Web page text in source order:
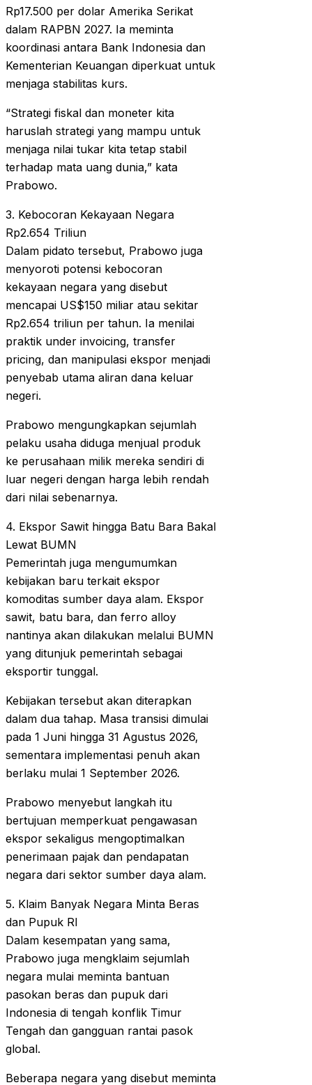
Rp17.500 per dolar Amerika Serikat
dalam RAPBN 2027. Ia meminta
koordinasi antara Bank Indonesia dan
Kementerian Keuangan diperkuat untuk
menjaga stabilitas kurs.
“Strategi fiskal dan moneter kita
haruslah strategi yang mampu untuk
menjaga nilai tukar kita tetap stabil
terhadap mata uang dunia,” kata
Prabowo.
3. Kebocoran Kekayaan Negara
Rp2.654 Triliun
Dalam pidato tersebut, Prabowo juga
menyoroti potensi kebocoran
kekayaan negara yang disebut
mencapai US$150 miliar atau sekitar
Rp2.654 triliun per tahun. Ia menilai
praktik under invoicing, transfer
pricing, dan manipulasi ekspor menjadi
penyebab utama aliran dana keluar
negeri.
Prabowo mengungkapkan sejumlah
pelaku usaha diduga menjual produk
ke perusahaan milik mereka sendiri di
luar negeri dengan harga lebih rendah
dari nilai sebenarnya.
4. Ekspor Sawit hingga Batu Bara Bakal
Lewat BUMN
Pemerintah juga mengumumkan
kebijakan baru terkait ekspor
komoditas sumber daya alam. Ekspor
sawit, batu bara, dan ferro alloy
nantinya akan dilakukan melalui BUMN
yang ditunjuk pemerintah sebagai
eksportir tunggal.
Kebijakan tersebut akan diterapkan
dalam dua tahap. Masa transisi dimulai
pada 1 Juni hingga 31 Agustus 2026,
sementara implementasi penuh akan
berlaku mulai 1 September 2026.
Prabowo menyebut langkah itu
bertujuan memperkuat pengawasan
ekspor sekaligus mengoptimalkan
penerimaan pajak dan pendapatan
negara dari sektor sumber daya alam.
5. Klaim Banyak Negara Minta Beras
dan Pupuk RI
Dalam kesempatan yang sama,
Prabowo juga mengklaim sejumlah
negara mulai meminta bantuan
pasokan beras dan pupuk dari
Indonesia di tengah konflik Timur
Tengah dan gangguan rantai pasok
global.
Beberapa negara yang disebut meminta